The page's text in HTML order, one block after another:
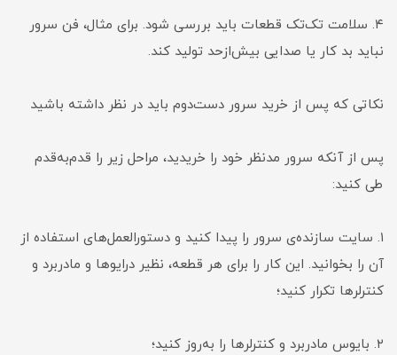
۴. سلامت تک‌تک قطعات باید بررسی شود. برای مثال، فن سرور
نباید بد کار یا صدایی بیش‌‌ازحد تولید کند.
نکاتی که پس از خرید سرور دست‌دوم باید در نظر داشته باشید
پس از آنکه سرور مدنظر خود را خریدید، مراحل زیر را قدم‌به‌قدم
طی کنید:
۱. سایت سازنده‌ی سرور را پیدا کنید و دستورالعمل‌های استفاده از
آن را بخوانید. این کار را برای هر قطعه، نظیر درایو‌ها و مادربرد و
کنترلر‌ها تکرار کنید؛
۲. بایوس مادربرد و کنترلرها را به‌روز کنید؛